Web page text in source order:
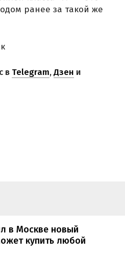
ранее за такой же
в Telegram,Дзен и
в Москве новый
купить любой